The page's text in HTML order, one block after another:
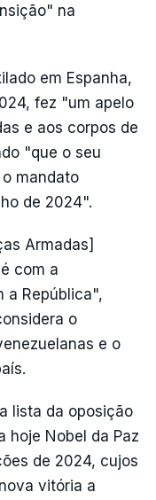
na
em Espanha,
fez "um apelo
e aos corpos de
"que o seu
mandato
de 2024".
Armadas]
com a
a República",
o
e o
lista da oposição
hoje Nobel da Paz
de 2024, cujos
vitória a